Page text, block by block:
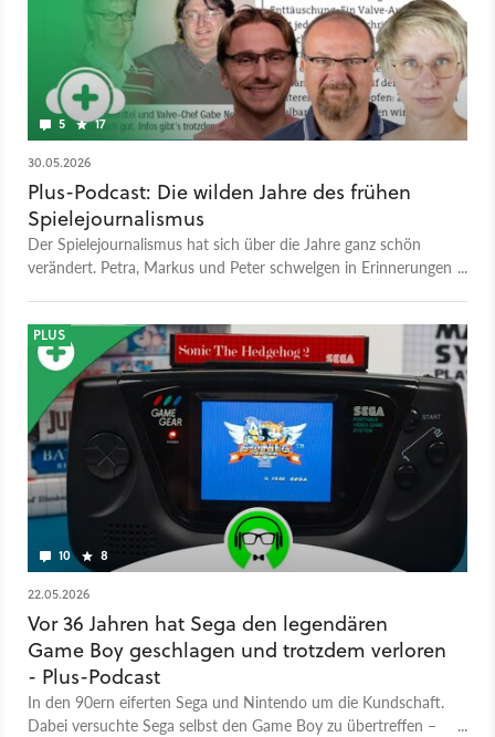
5 17
30.05.2026
Plus-Podcast: Die wilden Jahre des frühen
Spielejournalismus
Der Spielejournalismus hat sich über die Jahre ganz schön
verändert. Petra, Markus und Peter schwelgen in Erinnerungen
10 8
PLUS
22.05.2026
Vor 36 Jahren hat Sega den legendären
Game Boy geschlagen und trotzdem verloren
- Plus-Podcast
In den 90ern eiferten Sega und Nintendo um die Kundschaft.
Dabei versuchte Sega selbst den Game Boy zu übertreffen –